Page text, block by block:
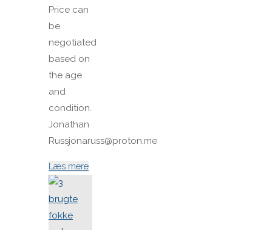
Price can
be
negotiated
based on
the age
and
condition.
Jonathan
Russjonaruss@proton.me
Læs mere"Søgning